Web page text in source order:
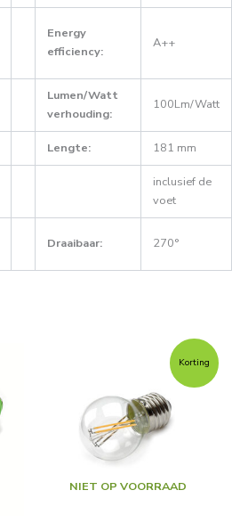
Energy
efficiency:
A++
Lumen/Watt
verhouding:
100Lm/Watt
Lengte: 181 mm
inclusief de
voet
Draaibaar: 270°
Korting
NIET OP VOORRAAD